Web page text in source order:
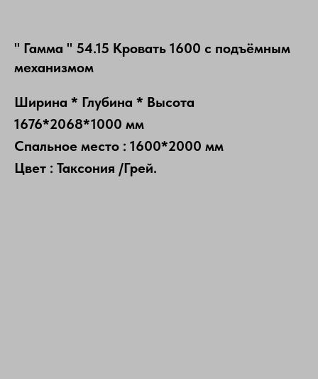
" Гамма " 54.15 Кровать 1600 с подъёмным
механизмом
Ширина * Глубина * Высота
1676*2068*1000 мм
Спальное место : 1600*2000 мм
Цвет : Таксония /Грей.